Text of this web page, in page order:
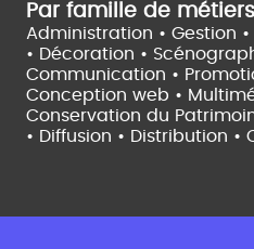
Par famille de métiers
Administration • Gestion •
• Décoration •
Communication •
Conception web •
Conservation du
• Diffusion • Distribution